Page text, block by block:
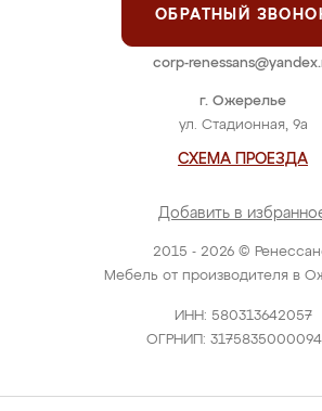
2015 - 2026 ©
Мебель от производителя в
ИНН: 580313642057
ОГРНИП:
г. Ожерелье
ул. Стадионная, 9а
СХЕМА ПРОЕЗДА
Добавить в
ОБРАТНЫЙ
corp-